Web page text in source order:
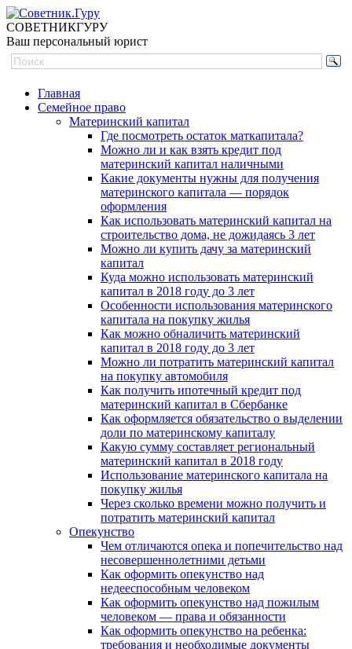
СОВЕТНИКГУРУ
Ваш персональный юрист
Главная
Семейное право
Материнский капитал
Где посмотреть остаток маткапитала?
Можно ли и как взять кредит под
материнский капитал наличными
Какие документы нужны для получения
материнского капитала — порядок
оформления
Как использовать материнский капитал на
строительство дома, не дожидаясь 3 лет
Можно ли купить дачу за материнский
капитал
Куда можно использовать материнский
капитал в 2018 году до 3 лет
Особенности использования материнского
капитала на покупку жилья
Как можно обналичить материнский
капитал в 2018 году до 3 лет
Можно ли потратить материнский капитал
на покупку автомобиля
Как получить ипотечный кредит под
материнский капитал в Сбербанке
Как оформляется обязательство о выделении
доли по материнскому капиталу
Какую сумму составляет региональный
материнский капитал в 2018 году
Использование материнского капитала на
покупку жилья
Через сколько времени можно получить и
потратить материнский капитал
Опекунство
Чем отличаются опека и попечительство над
несовершеннолетними детьми
Как оформить опекунство над
недееспособным человеком
Как оформить опекунство над пожилым
человеком — права и обязанности
Как оформить опекунство на ребенка:
требования и необходимые документы